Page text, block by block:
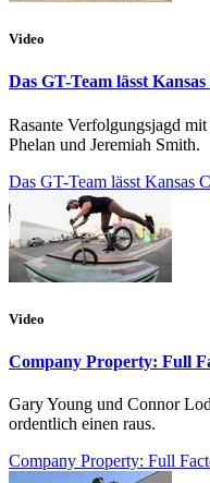
Video
Das GT-Team lässt
Rasante Verfolgungsjagd
Phelan und Jeremiah Smith.
Das GT-Team lässt Kansas
Video
Company Property: Full
Gary Young und Connor
ordentlich einen raus.
Company Property: Full